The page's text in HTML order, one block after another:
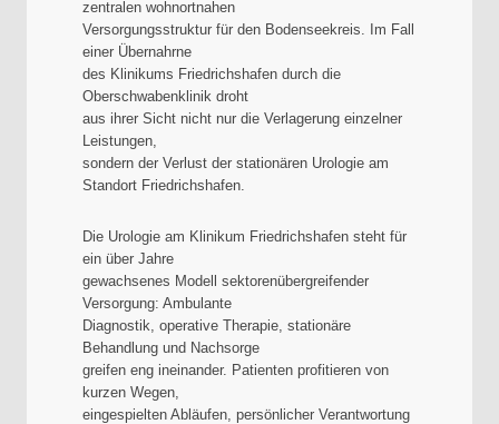
zentralen wohnortnahen
Versorgungsstruktur für den Bodenseekreis. Im Fall
einer Übernahrne
des Klinikums Friedrichshafen durch die
Oberschwabenklinik droht
aus ihrer Sicht nicht nur die Verlagerung einzelner
Leistungen,
sondern der Verlust der stationären Urologie am
Standort Friedrichshafen.
Die Urologie am Klinikum Friedrichshafen steht für
ein über Jahre
gewachsenes Modell sektorenübergreifender
Versorgung: Ambulante
Diagnostik, operative Therapie, stationäre
Behandlung und Nachsorge
greifen eng ineinander. Patienten profitieren von
kurzen Wegen,
eingespielten Abläufen, persönlicher Verantwortung